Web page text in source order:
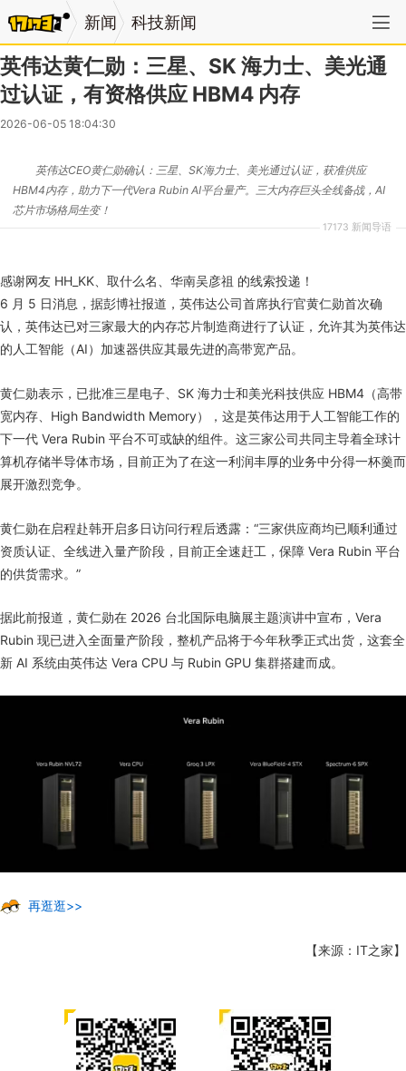
新闻 科技新闻
英伟达黄仁勋：三星、SK 海力士、美光通
过认证，有资格供应 HBM4 内存
2026-06-05 18:04:30
17173 新闻导语
英伟达CEO黄仁勋确认：三星、SK海力士、美光通过认证，获准供应
HBM4内存，助力下一代Vera Rubin AI平台量产。三大内存巨头全线备战，AI
芯片市场格局生变！
感谢网友 HH_KK、取什么名、华南吴彦祖 的线索投递！
6 月 5 日消息，据彭博社报道，英伟达公司首席执行官黄仁勋首次确
认，英伟达已对三家最大的内存芯片制造商进行了认证，允许其为英伟达
的人工智能（AI）加速器供应其最先进的高带宽产品。
黄仁勋表示，已批准三星电子、SK 海力士和美光科技供应 HBM4（高带
宽内存、High Bandwidth Memory），这是英伟达用于人工智能工作的
下一代 Vera Rubin 平台不可或缺的组件。这三家公司共同主导着全球计
算机存储半导体市场，目前正为了在这一利润丰厚的业务中分得一杯羹而
展开激烈竞争。
黄仁勋在启程赴韩开启多日访问行程后透露：“三家供应商均已顺利通过
资质认证、全线进入量产阶段，目前正全速赶工，保障 Vera Rubin 平台
的供货需求。”
据此前报道，黄仁勋在 2026 台北国际电脑展主题演讲中宣布，Vera
Rubin 现已进入全面量产阶段，整机产品将于今年秋季正式出货，这套全
新 AI 系统由英伟达 Vera CPU 与 Rubin GPU 集群搭建而成。
再逛逛>>
【来源：IT之家】